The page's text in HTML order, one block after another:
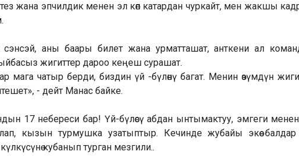
жана эпчилдик менен эл көп катардан чуркайт, мен жакшы
сэнсэй, аны баары билет жана урматташат, анткени ал
жигиттер дароо кеңеш сурашат.
чатыр берди, биздин үй -бүлөнү багат. Менин өзүмдүн
- дейт Манас байке.
17 небереси бар! Үй-бүлөсү абдан ынтымактуу, эмгеги
кызын турмушка узатыптыр. Кечинде жубайы экөө
кубанып турган мезгили..